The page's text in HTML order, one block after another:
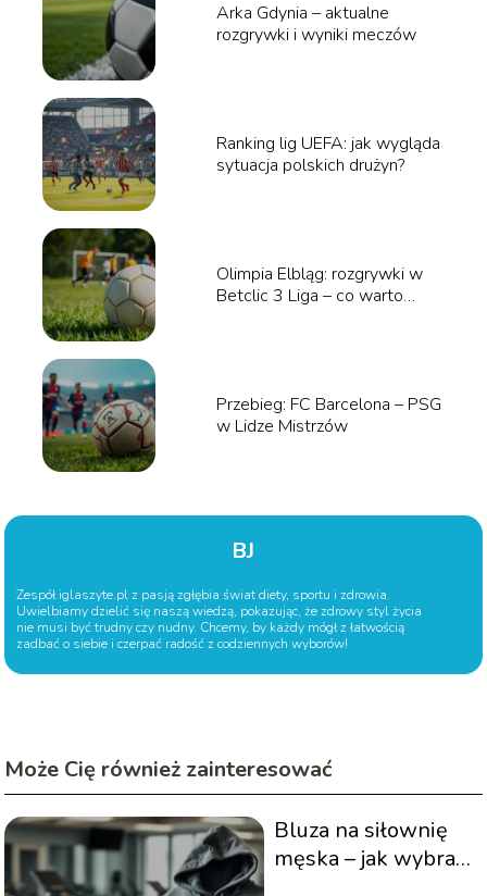
Arka Gdynia – aktualne
rozgrywki i wyniki meczów
Ranking lig UEFA: jak wygląda
sytuacja polskich drużyn?
Olimpia Elbląg: rozgrywki w
Betclic 3 Liga – co warto
Przebieg: FC Barcelona – PSG
w Lidze Mistrzów
BJ
Zespół iglaszyte.pl z pasją zgłębia świat diety, sportu i zdrowia.
Uwielbiamy dzielić się naszą wiedzą, pokazując, że zdrowy styl życia
nie musi być trudny czy nudny. Chcemy, by każdy mógł z łatwością
zadbać o siebie i czerpać radość z codziennych wyborów!
Może Cię również zainteresować
Bluza na siłownię
męska – jak wybrać